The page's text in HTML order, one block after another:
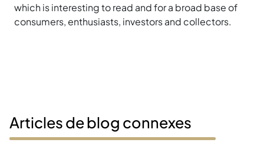
which is interesting to read and for a broad base of
consumers, enthusiasts, investors and collectors.
Articles de blog connexes